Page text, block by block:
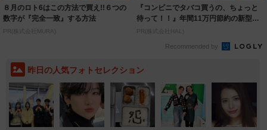
８月のロト6はこの方法で買え!!６つの
数字が『完全一致』する方法
PR(株式会社MURA)
『コンビニでタバコ買うの、ちょっと
待って！！』年間11万円節約の新型タ
バコ
PR(株式会社HAL)
Recommended by
昨日の人気フォトセレクション